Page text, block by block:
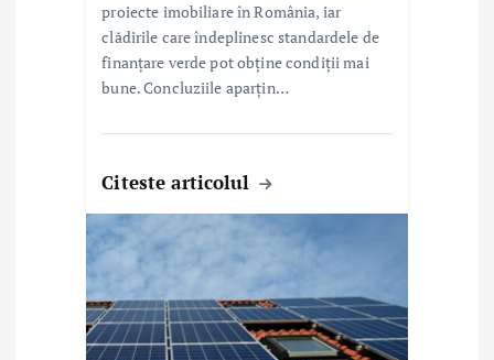
proiecte imobiliare în România, iar
clădirile care îndeplinesc standardele de
finanțare verde pot obține condiții mai
bune. Concluziile aparțin…
Citeste articolul